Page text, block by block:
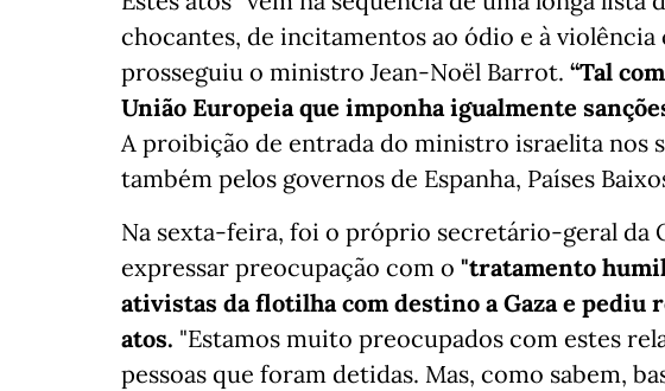
chocantes, de incitamentos ao ódio e à violência
prosseguiu o ministro Jean-Noël Barrot. “Tal
União Europeia que imponha igualmente
A proibição de entrada do ministro israelita nos
também pelos governos de Espanha, Países
Na sexta-feira, foi o próprio secretário-geral da
expressar preocupação com o "tratamento
ativistas da flotilha com destino a Gaza e pediu
atos. "Estamos muito preocupados com estes
pessoas que foram detidas. Mas, como sabem,